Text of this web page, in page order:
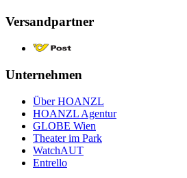
Versandpartner
Unternehmen
Über HOANZL
HOANZL Agentur
GLOBE Wien
Theater im Park
WatchAUT
Entrello